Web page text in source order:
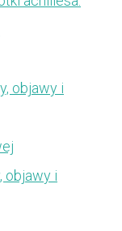
objawy i
objawy i